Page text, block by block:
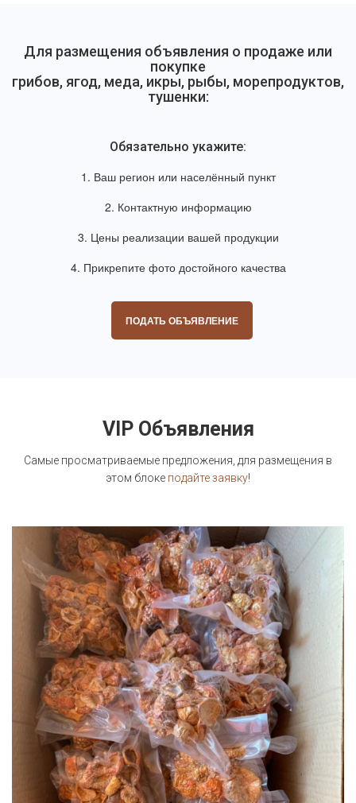
Для размещения объявления о продаже или
покупке
грибов, ягод, меда, икры, рыбы, морепродуктов,
тушенки:
Обязательно укажите:
1. Ваш регион или населённый пункт
2. Контактную информацию
3. Цены реализации вашей продукции
4. Прикрепите фото достойного качества
ПОДАТЬ ОБЪЯВЛЕНИЕ
VIP Объявления
Самые просматриваемые предложения, для размещения в
этом блоке подайте заявку!